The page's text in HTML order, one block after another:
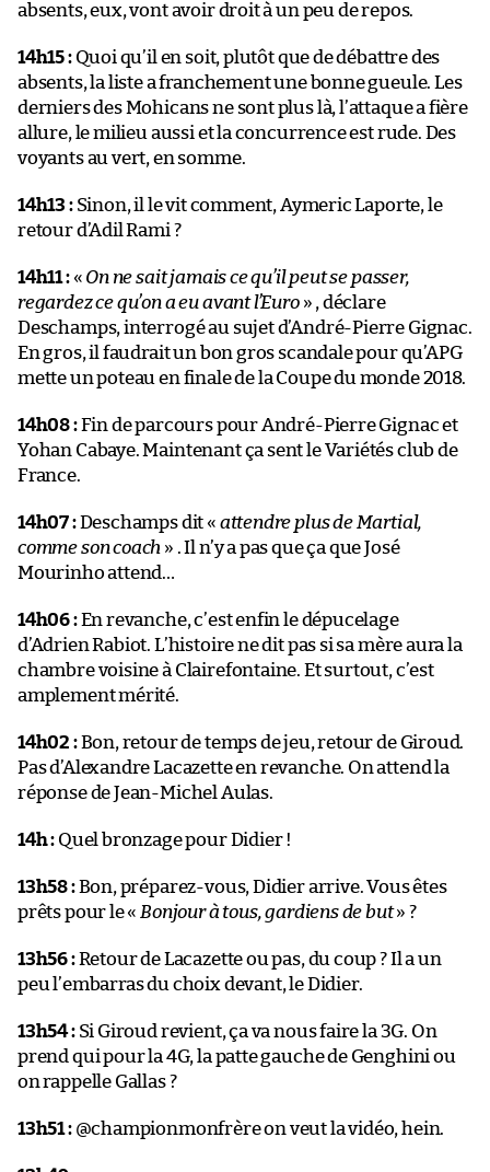
absents, eux, vont avoir droit à un peu de repos.
14h15 :Quoi qu’il en soit, plutôt que de débattre des
absents, la liste a franchement une bonne gueule. Les
derniers des Mohicans ne sont plus là, l’attaque a fière
allure, le milieu aussi et la concurrence est rude. Des
voyants au vert, en somme.
14h13 :Sinon, il le vit comment, Aymeric Laporte, le
retour d’Adil Rami ?
14h11 :« On ne sait jamais ce qu’il peut se passer,
regardez ce qu’on a eu avant l’Euro» , déclare
Deschamps, interrogé au sujet d’André-Pierre Gignac.
En gros, il faudrait un bon gros scandale pour qu’APG
mette un poteau en finale de la Coupe du monde 2018.
14h08 :Fin de parcours pour André-Pierre Gignac et
Yohan Cabaye. Maintenant ça sent le Variétés club de
France.
14h07 :Deschamps dit « attendre plus de Martial,
comme son coach » . Il n’y a pas que ça que José
Mourinho attend…
14h06 :En revanche, c’est enfin le dépucelage
d’Adrien Rabiot. L’histoire ne dit pas si sa mère aura la
chambre voisine à Clairefontaine. Et surtout, c’est
amplement mérité.
14h02 :Bon, retour de temps de jeu, retour de Giroud.
Pas d’Alexandre Lacazette en revanche. On attend la
réponse de Jean-Michel Aulas.
14h : Quel bronzage pour Didier !
13h58 :Bon, préparez-vous, Didier arrive. Vous êtes
prêts pour le « Bonjour à tous, gardiens de but» ?
13h56 :Retour de Lacazette ou pas, du coup ? Il a un
peu l’embarras du choix devant, le Didier.
13h54 :Si Giroud revient, ça va nous faire la 3G. On
prend qui pour la 4G, la patte gauche de Genghini ou
on rappelle Gallas ?
13h51 :@championmonfrère on veut la vidéo, hein.